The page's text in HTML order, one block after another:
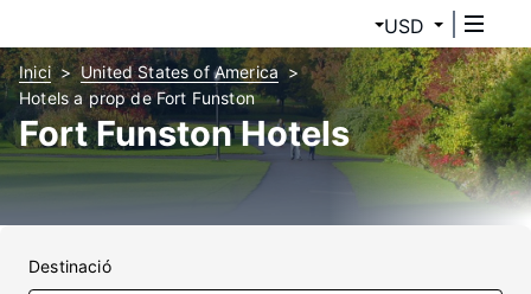
USD
Inici
United States of America
Hotels a prop de Fort Funston
Fort Funston Hotels
Destinació